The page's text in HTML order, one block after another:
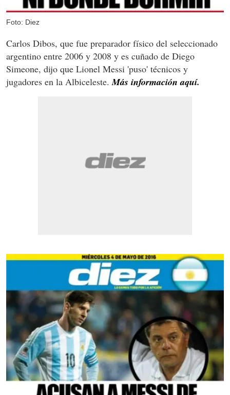
Foto: Diez
Carlos Dibos, que fue preparador físico del seleccionado
argentino entre 2006 y 2008 y es cuñado de Diego
Simeone, dijo que Lionel Messi 'puso' técnicos y
jugadores en la Albiceleste.Más información aquí.